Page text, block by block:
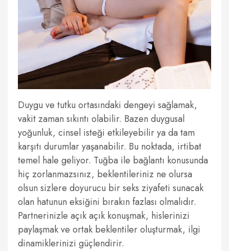
Duygu ve tutku ortasındaki dengeyi sağlamak,
vakit zaman sıkıntı olabilir. Bazen duygusal
yoğunluk, cinsel isteği etkileyebilir ya da tam
karşıtı durumlar yaşanabilir. Bu noktada, irtibat
temel hale geliyor. Tuğba ile bağlantı konusunda
hiç zorlanmazsınız, beklentileriniz ne olursa
olsun sizlere doyurucu bir seks ziyafeti sunacak
olan hatunun eksiğini bırakın fazlası olmalıdır.
Partnerinizle açık açık konuşmak, hislerinizi
paylaşmak ve ortak beklentiler oluşturmak, ilgi
dinamiklerinizi güçlendirir.